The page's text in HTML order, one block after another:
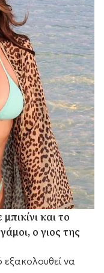
και το
ο γιος της
εξακολουθεί να